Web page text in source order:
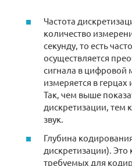
Частота
количество
секунду, то есть
осуществляется
сигнала в цифровой
измеряется в герцах
Так, чем выше
дискретизации, тем
звук.
Глубина
дискретизации). Это
требуемых для